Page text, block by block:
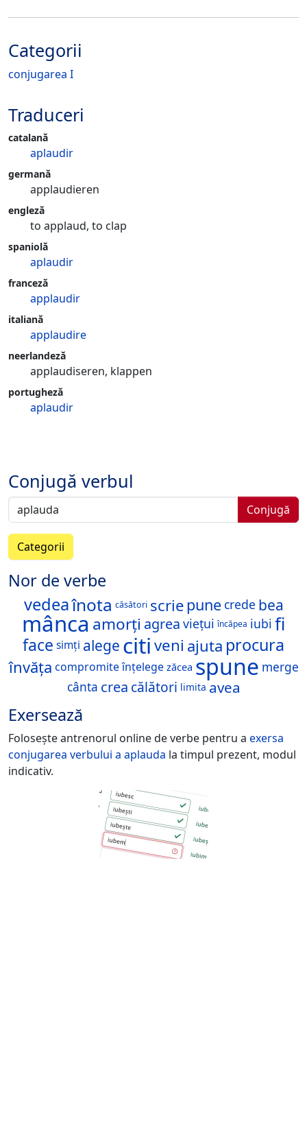
Categorii
conjugarea I
Traduceri
catalană
aplaudir
germană
applaudieren
engleză
to applaud, to clap
spaniolă
aplaudir
franceză
applaudir
italiană
applaudire
neerlandeză
applaudiseren, klappen
portugheză
aplaudir
Conjugă verbul
Conjugă
Categorii
Nor de verbe
vedeaînota căsători scriepune crede bea
mânca amorți agrea viețui încăpea iubi fi
face simți alege citiveni ajuta procura
învăța compromiteînțelege zăcea spune merge
cânta crea călători limita avea
Exersează
Folosește antrenorul online de verbe pentru a exersa
conjugarea verbului a aplauda la timpul prezent, modul
indicativ.